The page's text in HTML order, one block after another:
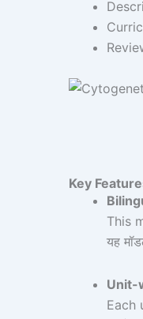
Key
This
यह
Unit-
Each